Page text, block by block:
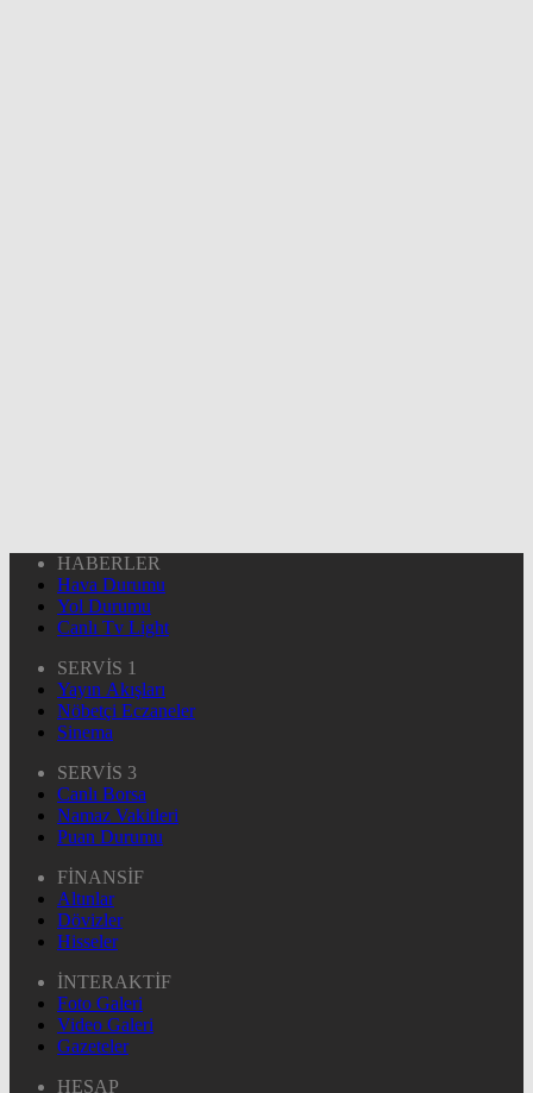
HABERLER
Hava Durumu
Yol Durumu
Canlı Tv Light
SERVİS 1
Yayın Akışları
Nöbetçi Eczaneler
Sinema
SERVİS 3
Canlı Borsa
Namaz Vakitleri
Puan Durumu
FİNANSİF
Altınlar
Dövizler
Hisseler
İNTERAKTİF
Foto Galeri
Video Galeri
Gazeteler
HESAP